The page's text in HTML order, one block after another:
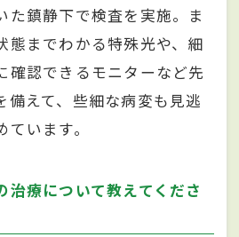
た鎮静下で検査を実施。ま
態までわかる特殊光や、細
確認できるモニターなど先
備えて、些細な病変も見逃
います。
治療について教えてくださ